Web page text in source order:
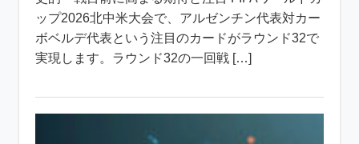
ップ2026北中米大会で、アルゼンチン代表対カー
ボベルデ代表という注目のカードがラウンド32で
実現します。ラウンド32の一回戦 […]